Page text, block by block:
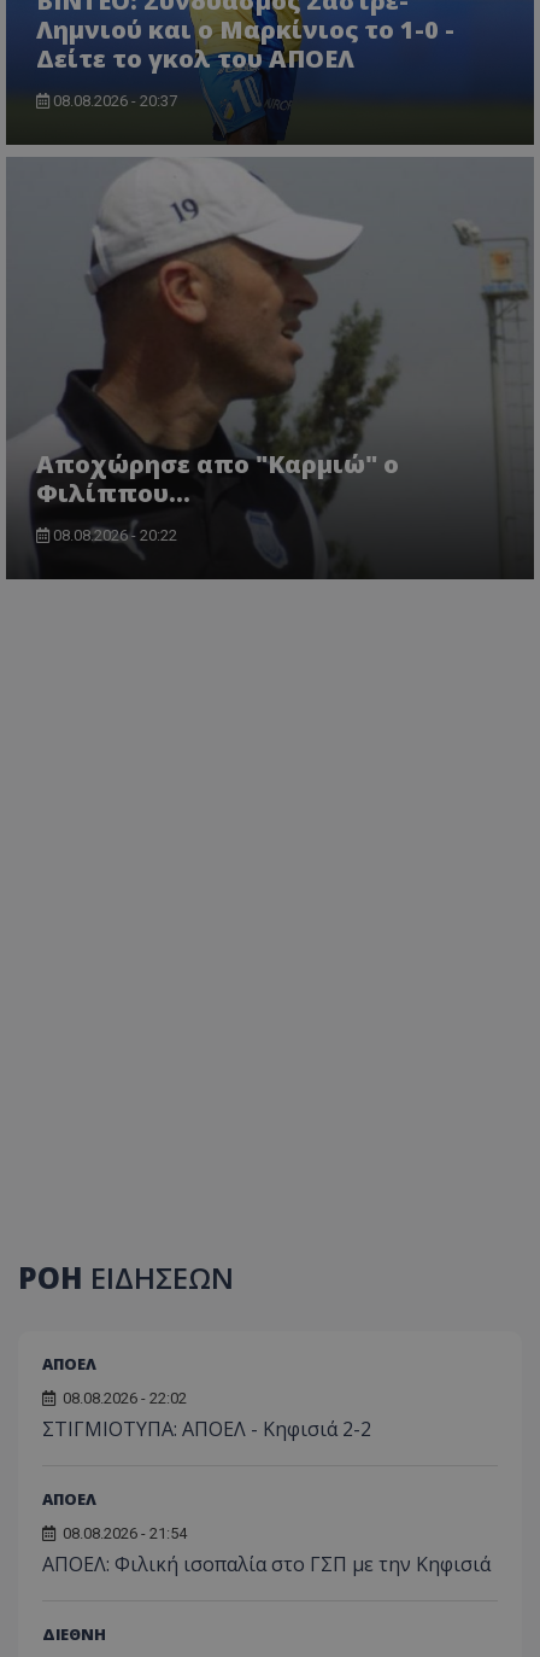
Λημνιού και ο Μαρκίνιος το 1-0 -
Δείτε το γκολ του ΑΠΟΕΛ
08.08.2026 - 20:37
Aποχώρησε απο "Καρμιώ" ο
Φιλίππου...
08.08.2026 - 20:22
ΡΟΗ ΕΙΔΗΣΕΩΝ
ΑΠΟΕΛ
08.08.2026 - 22:02
ΣΤΙΓΜΙΟΤΥΠΑ: ΑΠΟΕΛ - Κηφισιά 2-2
ΑΠΟΕΛ
08.08.2026 - 21:54
ΑΠΟΕΛ: Φιλική ισοπαλία στο ΓΣΠ με την Κηφισιά
ΔΙΕΘΝΗ